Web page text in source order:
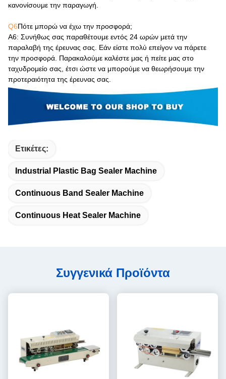
κανονίσουμε την παραγωγή.
Q6Πότε μπορώ να έχω την προσφορά;
Α6: Συνήθως σας παραθέτουμε εντός 24 ωρών μετά την
παραλαβή της έρευνας σας. Εάν είστε πολύ επείγον να πάρετε
την προσφορά. Παρακαλούμε καλέστε μας ή πείτε μας στο
ταχυδρομείο σας, έτσι ώστε να μπορούμε να θεωρήσουμε την
προτεραιότητα της έρευνας σας.
Ετικέτες:
Industrial Plastic Bag Sealer Machine
Continuous Band Sealer Machine
Continuous Heat Sealer Machine
Συγγενικά Προϊόντα